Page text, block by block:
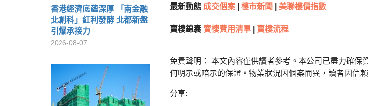
香港經濟底蘊深厚 「南金融
北創科」紅利發酵 北都新盤
引爆承接力
2026-08-07
最新動態 成交個案 樓市新聞 美聯樓價指數
賣樓錦囊 賣樓費用清單 賣樓流程
免責聲明： 本文內容僅供讀者參考。本公司已盡力確
何明示或暗示的保證。物業狀況因個案而異，讀者因信
分享: